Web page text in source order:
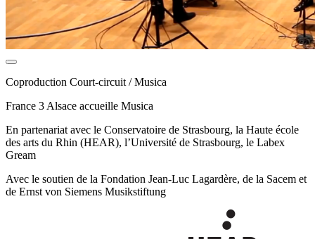
Coproduction Court-circuit / Musica
France 3 Alsace accueille Musica
En partenariat avec le Conservatoire de Strasbourg, la Haute école
des arts du Rhin (HEAR), l’Université de Strasbourg, le Labex
Gream
Avec le soutien de la Fondation Jean-Luc Lagardère, de la Sacem et
de Ernst von Siemens Musikstiftung